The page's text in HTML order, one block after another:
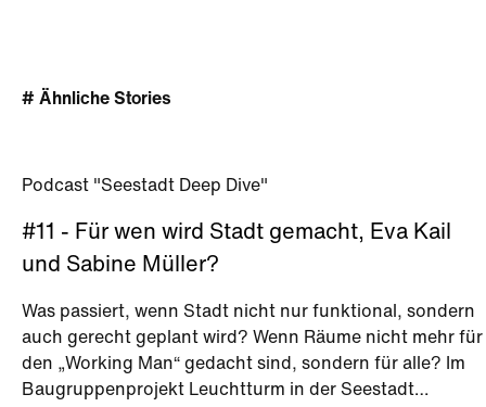
# Ähnliche Stories
Podcast "Seestadt Deep Dive"
#11 - Für wen wird Stadt gemacht, Eva Kail
und Sabine Müller?
Was passiert, wenn Stadt nicht nur funktional, sondern
auch gerecht geplant wird? Wenn Räume nicht mehr für
den „Working Man“ gedacht sind, sondern für alle? Im
Baugruppenprojekt Leuchtturm in der Seestadt